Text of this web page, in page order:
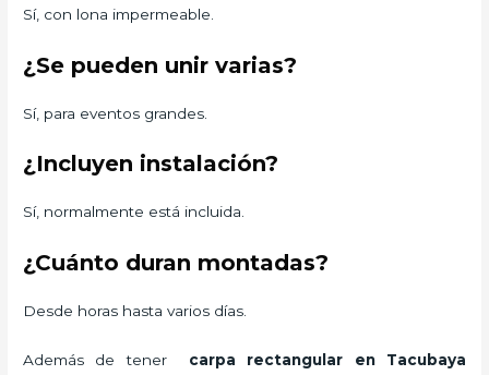
Sí, con lona impermeable.
¿Se pueden unir varias?
Sí, para eventos grandes.
¿Incluyen instalación?
Sí, normalmente está incluida.
¿Cuánto duran montadas?
Desde horas hasta varios días.
Además de tener carpa rectangular en Tacubaya